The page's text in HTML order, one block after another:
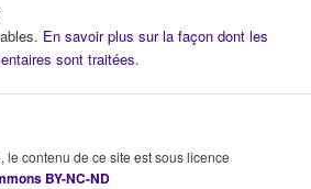
En savoir plus sur la façon dont les
sont traitées.
le contenu de ce site est sous licence
BY-NC-ND